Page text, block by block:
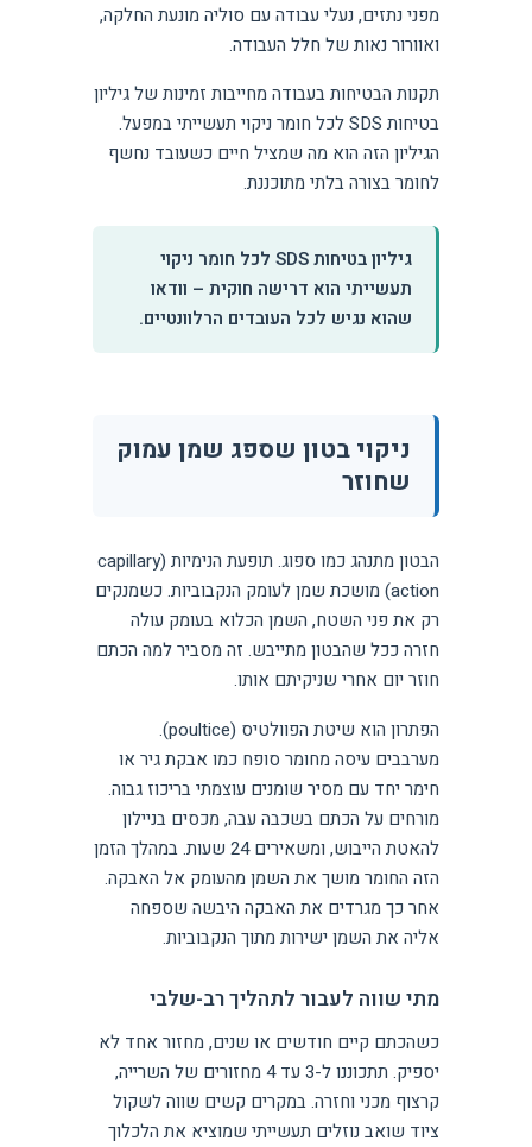
מפני נתזים, נעלי עבודה עם סוליה מונעת החלקה,
ואוורור נאות של חלל העבודה.
תקנות הבטיחות בעבודה מחייבות זמינות של גיליון
בטיחות SDS לכל חומר ניקוי תעשייתי במפעל.
הגיליון הזה הוא מה שמציל חיים כשעובד נחשף
לחומר בצורה בלתי מתוכננת.
גיליון בטיחות SDS לכל חומר ניקוי
תעשייתי הוא דרישה חוקית – וודאו
שהוא נגיש לכל העובדים הרלוונטיים.
ניקוי בטון שספג שמן עמוק
שחוזר
הבטון מתנהג כמו ספוג. תופעת הנימיות (capillary
action) מושכת שמן לעומק הנקבוביות. כשמנקים
רק את פני השטח, השמן הכלוא בעומק עולה
חזרה ככל שהבטון מתייבש. זה מסביר למה הכתם
חוזר יום אחרי שניקיתם אותו.
הפתרון הוא שיטת הפוולטיס (poultice).
מערבבים עיסה מחומר סופח כמו אבקת גיר או
חימר יחד עם מסיר שומנים עוצמתי בריכוז גבוה.
מורחים על הכתם בשכבה עבה, מכסים בניילון
להאטת הייבוש, ומשאירים 24 שעות. במהלך הזמן
הזה החומר מושך את השמן מהעומק אל האבקה.
אחר כך מגרדים את האבקה היבשה שספחה
אליה את השמן ישירות מתוך הנקבוביות.
מתי שווה לעבור לתהליך רב-שלבי
כשהכתם קיים חודשים או שנים, מחזור אחד לא
יספיק. תתכוננו ל-3 עד 4 מחזורים של השרייה,
קרצוף מכני וחזרה. במקרים קשים שווה לשקול
ציוד שואב נוזלים תעשייתי שמוציא את הלכלוך